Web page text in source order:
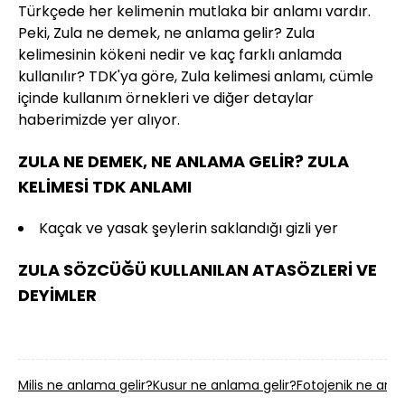
Türkçede her kelimenin mutlaka bir anlamı vardır.
Peki, Zula ne demek, ne anlama gelir? Zula
kelimesinin kökeni nedir ve kaç farklı anlamda
kullanılır? TDK'ya göre, Zula kelimesi anlamı, cümle
içinde kullanım örnekleri ve diğer detaylar
haberimizde yer alıyor.
ZULA NE DEMEK, NE ANLAMA GELİR? ZULA
KELİMESİ TDK ANLAMI
Kaçak ve yasak şeylerin saklandığı gizli yer
ZULA SÖZCÜĞÜ KULLANILAN ATASÖZLERİ VE
DEYİMLER
Milis ne anlama gelir?Kusur ne anlama gelir?Fotojenik ne